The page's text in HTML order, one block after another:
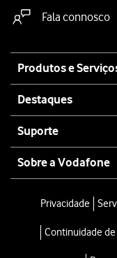
Fala connosco
map
Produtos e
Destaques
Suporte
Sobre a Vodafone
Privacidade
Continuidade